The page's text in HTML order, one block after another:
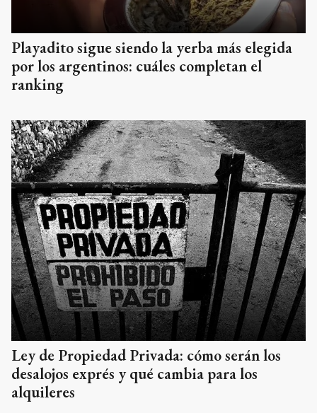
Playadito sigue siendo la yerba más elegida
por los argentinos: cuáles completan el
ranking
Ley de Propiedad Privada: cómo serán los
desalojos exprés y qué cambia para los
alquileres